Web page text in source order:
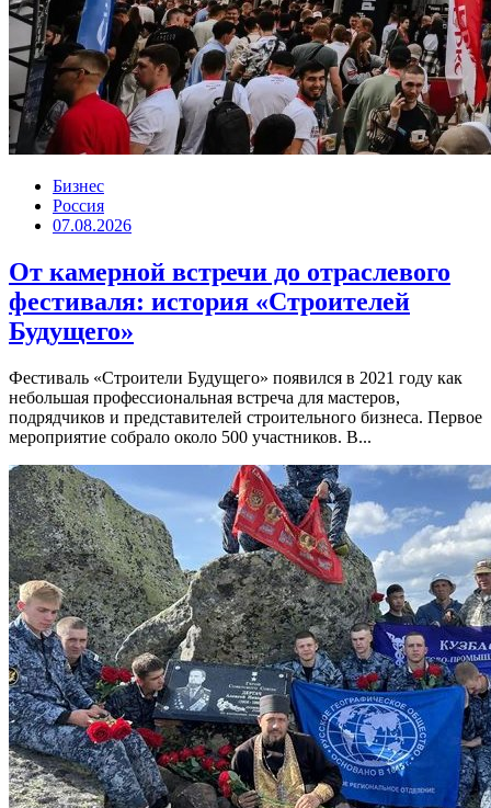
Бизнес
Россия
07.08.2026
От камерной встречи до отраслевого
фестиваля: история «Строителей
Будущего»
Фестиваль «Строители Будущего» появился в 2021 году как
небольшая профессиональная встреча для мастеров,
подрядчиков и представителей строительного бизнеса. Первое
мероприятие собрало около 500 участников. В...